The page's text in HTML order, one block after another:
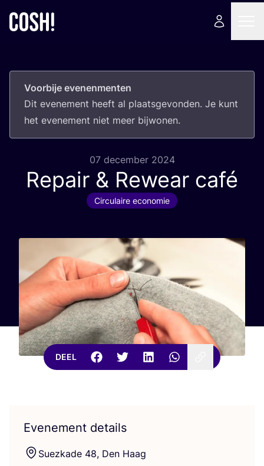
Voorbije evenenmenten
Dit eve­ne­ment heeft al plaats­ge­von­den. Je kunt
het eve­ne­ment niet meer bijwonen.
07 december 2024
Repair & Rewear café
Circulaire economie
DEEL
Evenement details
Suez­kade 48, Den Haag